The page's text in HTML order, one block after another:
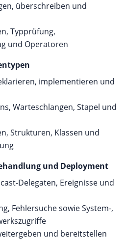
überschreiben und
Typprüfung,
und Operatoren
implementieren und
Warteschlangen, Stapel und
Strukturen, Klassen und
und Deployment
Delegaten, Ereignisse und
Fehlersuche sowie System-,
und bereitstellen